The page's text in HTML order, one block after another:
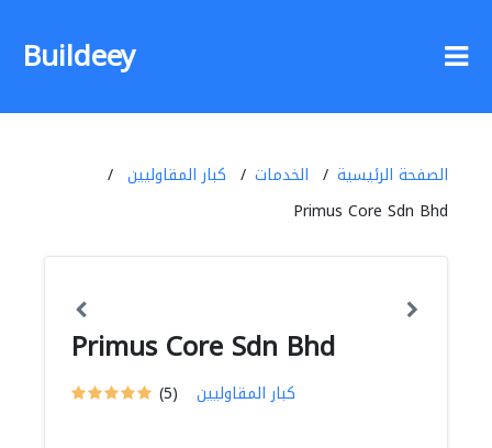
Buildeey
الصفحة الرئيسية الخدمات
كبار المقاوليين
Primus Core Sdn Bhd
Primus Core Sdn Bhd
(5) كبار المقاوليين